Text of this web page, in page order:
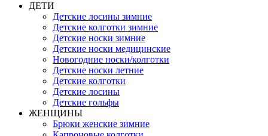
ДЕТИ
Детские лосины зимние
Детские колготки зимние
Детские носки зимние
Детские носки медицинские
Новогодние носки/колготки
Детские носки летние
Детские колготки
Детские лосины
Детские гольфы
ЖЕНЩИНЫ
Брюки женские зимние